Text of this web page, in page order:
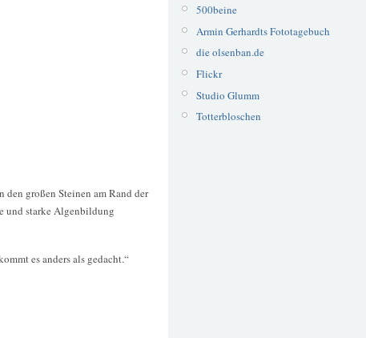
großen Steinen am Rand der
und starke Algenbildung
es anders als gedacht.“
500beine
Armin Gerhardts Fototagebuch
die olsenban.de
Flickr
Studio Glumm
Totterbloschen